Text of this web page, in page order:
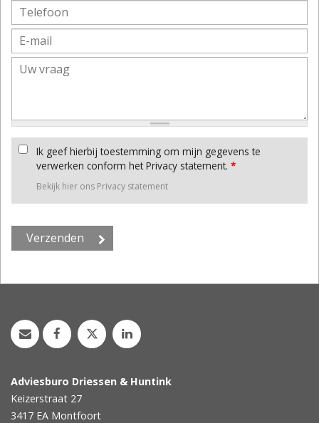
Ik geef hierbij toestemming om mijn gegevens te
verwerken conform het Privacy statement. *
Bekijk hier ons Privacy statement
Adviesburo Driessen & Huntink
Keizerstraat 27
3417 EA Montfoort